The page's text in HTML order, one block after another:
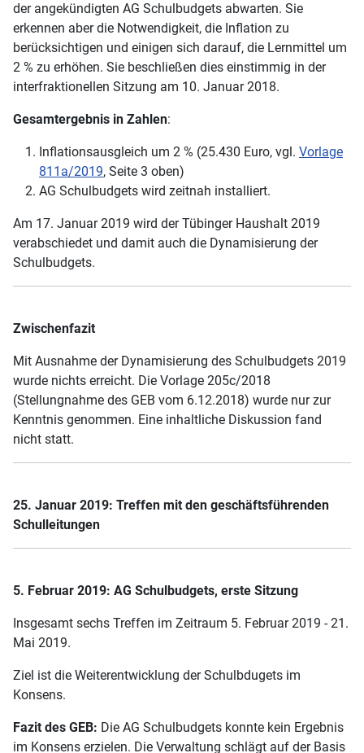
der angekündigten AG Schulbudgets abwarten. Sie
erkennen aber die Notwendigkeit, die Inflation zu
berücksichtigen und einigen sich darauf, die Lernmittel um
2 % zu erhöhen. Sie beschließen dies einstimmig in der
interfraktionellen Sitzung am 10. Januar 2018.
Gesamtergebnis in Zahlen:
Inflationsausgleich um 2 % (25.430 Euro, vgl. Vorlage
811a/2019, Seite 3 oben)
AG Schulbudgets wird zeitnah installiert.
Am 17. Januar 2019 wird der Tübinger Haushalt 2019
verabschiedet und damit auch die Dynamisierung der
Schulbudgets.
Zwischenfazit
Mit Ausnahme der Dynamisierung des Schulbudgets 2019
wurde nichts erreicht. Die Vorlage 205c/2018
(Stellungnahme des GEB vom 6.12.2018) wurde nur zur
Kenntnis genommen. Eine inhaltliche Diskussion fand
nicht statt.
25. Januar 2019: Treffen mit den geschäftsführenden
Schulleitungen
5. Februar 2019: AG Schulbudgets, erste Sitzung
Insgesamt sechs Treffen im Zeitraum 5. Februar 2019 - 21.
Mai 2019.
Ziel ist die Weiterentwicklung der Schulbdugets im
Konsens.
Fazit des GEB: Die AG Schulbudgets konnte kein Ergebnis
im Konsens erzielen. Die Verwaltung schlägt auf der Basis